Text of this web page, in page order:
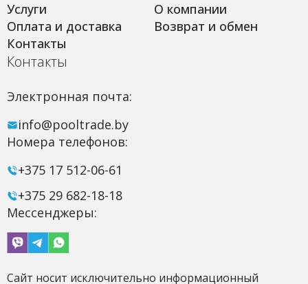
Услуги
О компании
Оплата и доставка
Возврат и обмен
Контакты
Контакты
Электронная почта:
info@pooltrade.by
Номера телефонов:
+375 17 512-06-61
+375 29 682-18-18
Мессенджеры:
Сайт носит исключительно информационный